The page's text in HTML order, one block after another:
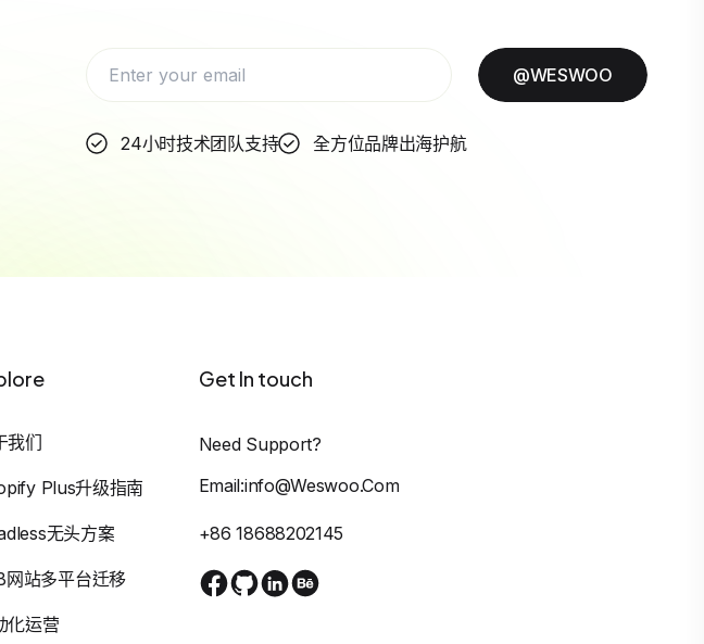
@WESWOO
24小时技术团队支持 全方位品牌出海护航
我们
Plus升级指南
无头方案
网站多平台迁移
化运营
Get In touch
Need Support?
Email:info@weswoo.com
+86 18688202145